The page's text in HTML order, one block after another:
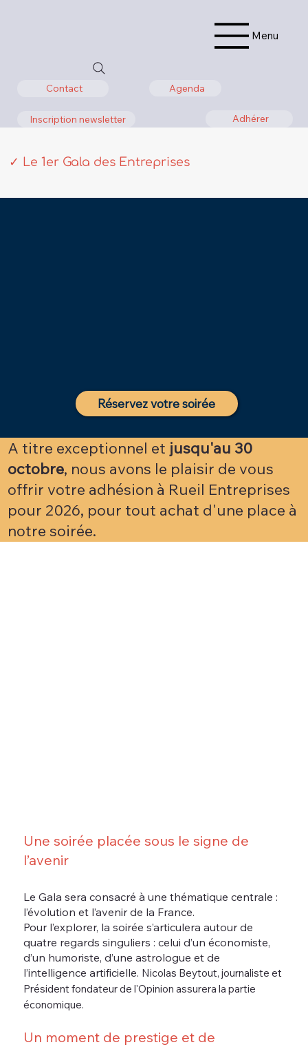
Menu
Inscription newsletter Adhérer
Agenda
Contact
✓ Le 1er Gala des Entreprises
Réservez votre soirée
A titre exceptionnel et jusqu'au 30
octobre, nous avons le plaisir de vous
offrir votre adhésion à Rueil Entreprises
pour 2026, pour tout achat d'une place à
notre soirée.
Une soirée placée sous le signe de
l’avenir
Le Gala sera consacré à une thématique centrale :
l’évolution et l’avenir de la France.
Pour l’explorer, la soirée s’articulera autour de
quatre regards singuliers : celui d’un économiste,
d’un humoriste, d’une astrologue et de
l’intelligence artificielle. Nicolas Beytout, journaliste et
Président fondateur de l'Opinion assurera la partie
économique.
Un moment de prestige et de